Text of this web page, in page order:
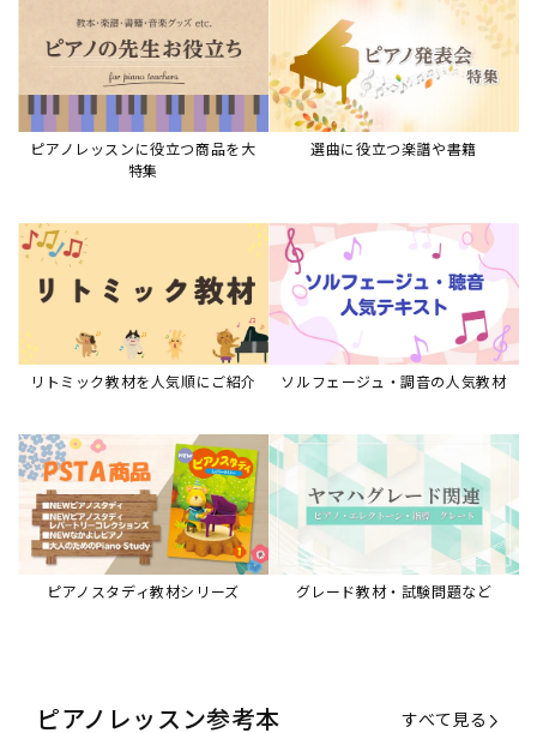
ピアノレッスンに役立つ商品を大
特集
選曲に役立つ楽譜や書籍
リトミック教材を人気順にご紹介 ソルフェージュ・調音の人気教材
ピアノスタディ教材シリーズ グレード教材・試験問題など
ピアノレッスン参考本 すべて見る